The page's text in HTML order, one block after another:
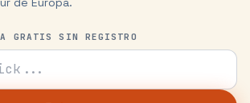
GRATIS SIN REGISTRO